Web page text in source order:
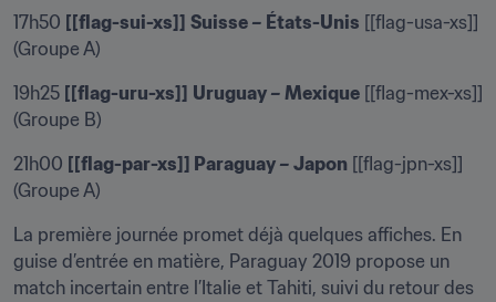
17h50 [[flag-sui-xs]] Suisse – États-Unis [[flag-usa-xs]]
(Groupe A)
19h25 [[flag-uru-xs]] Uruguay – Mexique [[flag-mex-xs]]
(Groupe B)
21h00 [[flag-par-xs]] Paraguay – Japon [[flag-jpn-xs]]
(Groupe A)
La première journée promet déjà quelques affiches. En
guise d’entrée en matière, Paraguay 2019 propose un
match incertain entre l’Italie et Tahiti, suivi du retour des